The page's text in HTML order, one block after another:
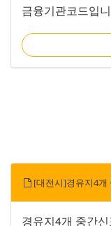
금융기관코드입
[대전시]경유지4개
경유지4개 중간